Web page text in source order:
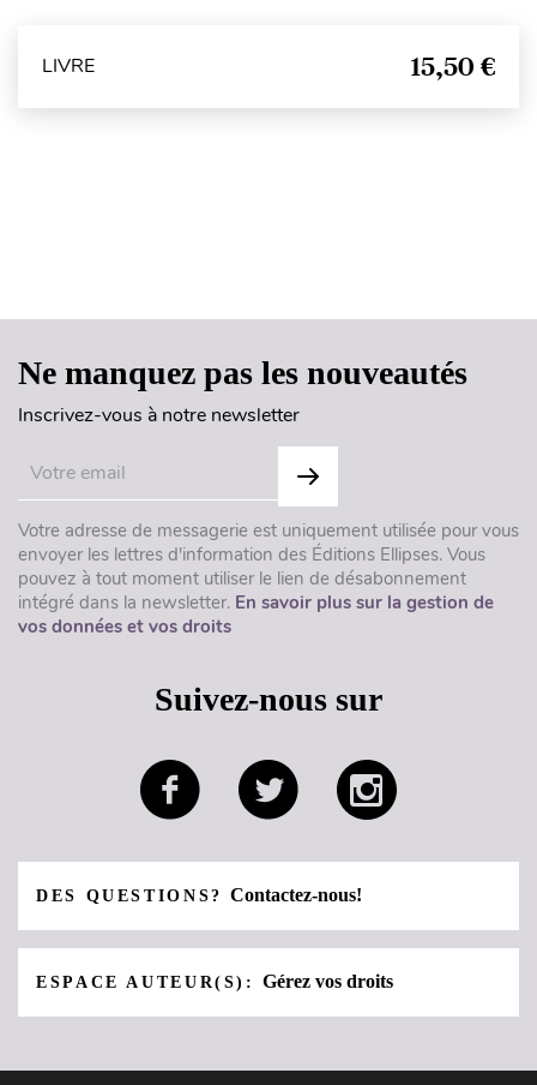
LIVRE 15,50 €
Ne manquez pas les nouveautés
Inscrivez-vous à notre newsletter
Votre adresse de messagerie est uniquement utilisée pour vous
envoyer les lettres d'information des Éditions Ellipses. Vous
pouvez à tout moment utiliser le lien de désabonnement
intégré dans la newsletter. En savoir plus sur la gestion de
vos données et vos droits
Suivez-nous sur
DES QUESTIONS?Contactez-nous!
ESPACE AUTEUR(S):Gérez vos droits